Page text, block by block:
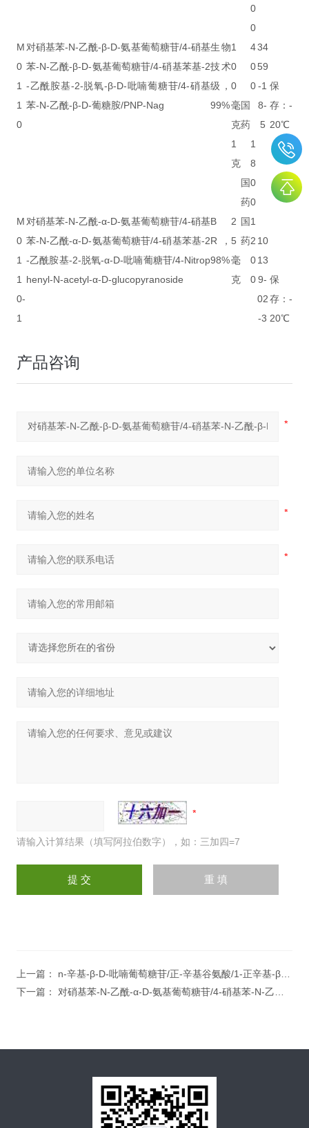
0
0
M
0
1
1
0
对硝基苯-N-乙酰-β-D-氨基葡萄糖苷/4-硝基
苯-N-乙酰-β-D-氨基葡萄糖苷/4-硝基苯基-2
-乙酰胺基-2-脱氧-β-D-吡喃葡糖苷/4-硝基
苯-N-乙酰-β-D-葡糖胺/PNP-Nag
生物
技术
级，
99%
1
0
0
毫
克
国
药
4
0
0
34
59
-1
8-
5
保
存：-
20℃
1
克
国
药
1
8
0
0
M
0
1
1
0-
1
对硝基苯-N-乙酰-α-D-氨基葡萄糖苷/4-硝基
苯-N-乙酰-α-D-氨基葡萄糖苷/4-硝基苯基-2
-乙酰胺基-2-脱氧-α-D-吡喃葡糖苷/4-Nitrop
henyl-N-acetyl-α-D-glucopyranoside
B
R，
98%
2
5
毫
克
国
药
1
2
0
0
10
13
9-
02
-3
保
存：-
20℃
产品咨询
请输入计算结果（填写阿拉伯数字），如：三加四=7
上一篇： n-辛基-β-D-吡喃葡萄糖苷/正-辛基谷氨酸/1-正辛基-β-D-吡喃葡糖苷/OGP
下一篇： 对硝基苯-N-乙酰-α-D-氨基葡萄糖苷/4-硝基苯-N-乙酰-α-D-氨基葡萄糖苷